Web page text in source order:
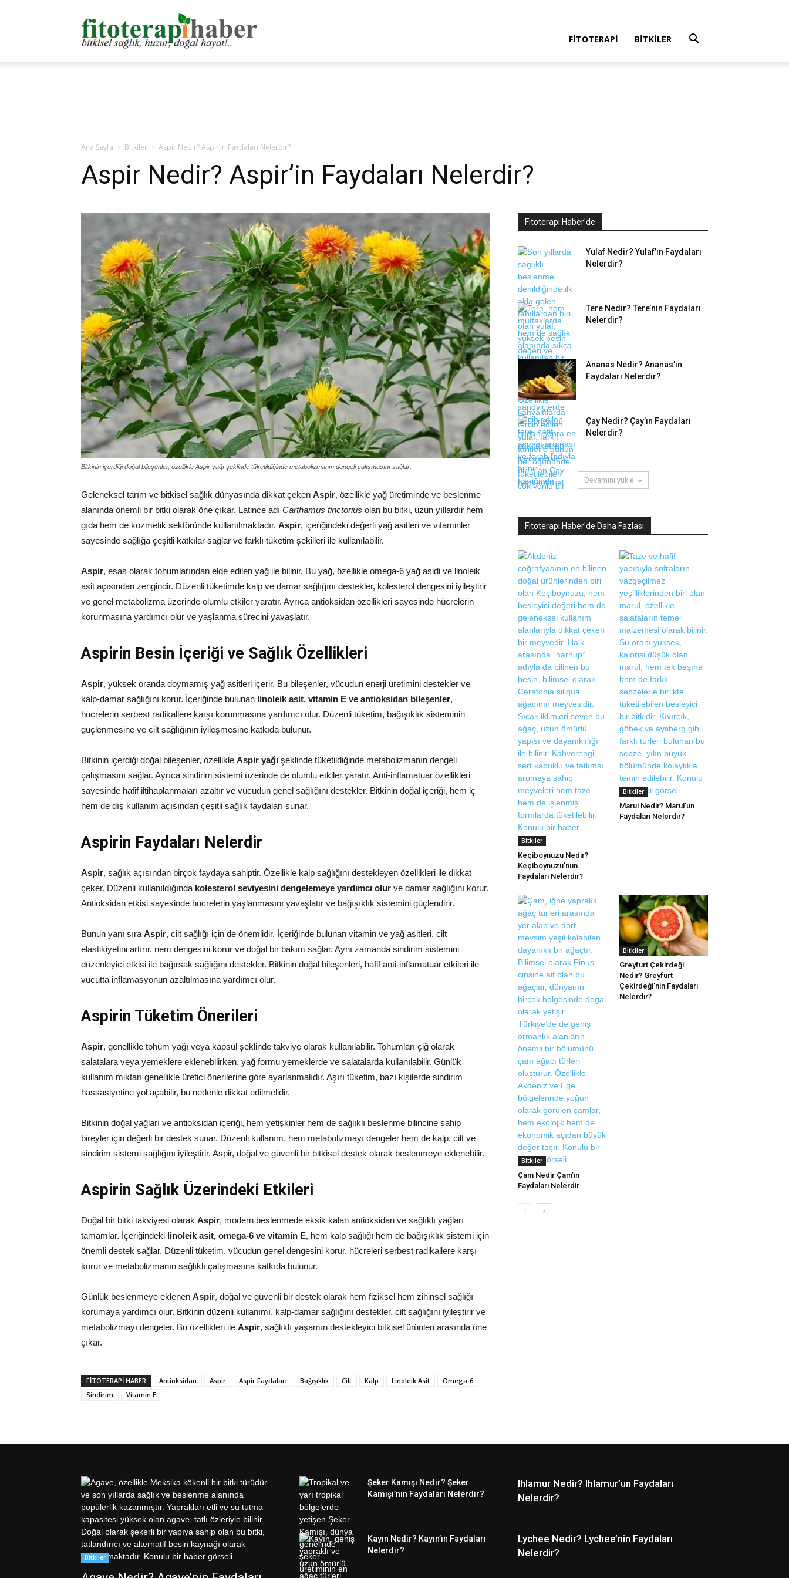
Fitoterapi
FITOTERAPI BITKILER
Ana Sayfa Bitkiler Aspir Nedir? Aspir’in Faydaları Nelerdir?
Aspir Nedir? Aspir’in Faydaları Nelerdir?
Bitkinin içerdiği doğal bileşenler, özellikle Aspir yağı şeklinde tüketildiğinde metabolizmanın dengeli çalışmasını sağlar.
Geleneksel tarım ve bitkisel sağlık dünyasında dikkat çeken Aspir, özellikle yağ üretiminde ve beslenme
alanında önemli bir bitki olarak öne çıkar. Latince adı Carthamus tinctorius olan bu bitki, uzun yıllardır hem
gıda hem de kozmetik sektöründe kullanılmaktadır. Aspir, içeriğindeki değerli yağ asitleri ve vitaminler
sayesinde sağlığa çeşitli katkılar sağlar ve farklı tüketim şekilleri ile kullanılabilir.
Aspir, esas olarak tohumlarından elde edilen yağ ile bilinir. Bu yağ, özellikle omega-6 yağ asidi ve linoleik
asit açısından zengindir. Düzenli tüketimde kalp ve damar sağlığını destekler, kolesterol dengesini iyileştirir
ve genel metabolizma üzerinde olumlu etkiler yaratır. Ayrıca antioksidan özellikleri sayesinde hücrelerin
korunmasına yardımcı olur ve yaşlanma sürecini yavaşlatır.
Aspirin Besin İçeriği ve Sağlık Özellikleri
Aspir, yüksek oranda doymamış yağ asitleri içerir. Bu bileşenler, vücudun enerji üretimini destekler ve
kalp-damar sağlığını korur. İçeriğinde bulunan linoleik asit, vitamin E ve antioksidan bileşenler,
hücrelerin serbest radikallere karşı korunmasına yardımcı olur. Düzenli tüketim, bağışıklık sisteminin
güçlenmesine ve cilt sağlığının iyileşmesine katkıda bulunur.
Bitkinin içerdiği doğal bileşenler, özellikle Aspir yağı şeklinde tüketildiğinde metabolizmanın dengeli
çalışmasını sağlar. Ayrıca sindirim sistemi üzerinde de olumlu etkiler yaratır. Anti-inflamatuar özellikleri
sayesinde hafif iltihaplanmaları azaltır ve vücudun genel sağlığını destekler. Bitkinin doğal içeriği, hem iç
hem de dış kullanım açısından çeşitli sağlık faydaları sunar.
Aspirin Faydaları Nelerdir
Aspir, sağlık açısından birçok faydaya sahiptir. Özellikle kalp sağlığını destekleyen özellikleri ile dikkat
çeker. Düzenli kullanıldığında kolesterol seviyesini dengelemeye yardımcı olur ve damar sağlığını korur.
Antioksidan etkisi sayesinde hücrelerin yaşlanmasını yavaşlatır ve bağışıklık sistemini güçlendirir.
Bunun yanı sıra Aspir, cilt sağlığı için de önemlidir. İçeriğinde bulunan vitamin ve yağ asitleri, cilt
elastikiyetini artırır, nem dengesini korur ve doğal bir bakım sağlar. Aynı zamanda sindirim sistemini
düzenleyici etkisi ile bağırsak sağlığını destekler. Bitkinin doğal bileşenleri, hafif anti-inflamatuar etkileri ile
vücutta inflamasyonun azaltılmasına yardımcı olur.
Aspirin Tüketim Önerileri
Aspir, genellikle tohum yağı veya kapsül şeklinde takviye olarak kullanılabilir. Tohumları çiğ olarak
salatalara veya yemeklere eklenebilirken, yağ formu yemeklerde ve salatalarda kullanılabilir. Günlük
kullanım miktarı genellikle üretici önerilerine göre ayarlanmalıdır. Aşırı tüketim, bazı kişilerde sindirim
hassasiyetine yol açabilir, bu nedenle dikkat edilmelidir.
Bitkinin doğal yağları ve antioksidan içeriği, hem yetişkinler hem de sağlıklı beslenme bilincine sahip
bireyler için değerli bir destek sunar. Düzenli kullanım, hem metabolizmayı dengeler hem de kalp, cilt ve
sindirim sistemi sağlığını iyileştirir. Aspir, doğal ve güvenli bir bitkisel destek olarak beslenmeye eklenebilir.
Aspirin Sağlık Üzerindeki Etkileri
Doğal bir bitki takviyesi olarak Aspir, modern beslenmede eksik kalan antioksidan ve sağlıklı yağları
tamamlar. İçeriğindeki linoleik asit, omega-6 ve vitamin E, hem kalp sağlığı hem de bağışıklık sistemi için
önemli destek sağlar. Düzenli tüketim, vücudun genel dengesini korur, hücreleri serbest radikallere karşı
korur ve metabolizmanın sağlıklı çalışmasına katkıda bulunur.
Günlük beslenmeye eklenen Aspir, doğal ve güvenli bir destek olarak hem fiziksel hem zihinsel sağlığı
korumaya yardımcı olur. Bitkinin düzenli kullanımı, kalp-damar sağlığını destekler, cilt sağlığını iyileştirir ve
metabolizmayı dengeler. Bu özellikleri ile Aspir, sağlıklı yaşamın destekleyici bitkisel ürünleri arasında öne
çıkar.
FITOTERAPI HABER Antioksidan Aspir Aspir Faydaları Bağışıklık Cilt Kalp Linoleik Asit
Omega-6
Sindirim
Vitamin E
Fitoterapi Haber'de
Yulaf Nedir? Yulaf’ın Faydaları
Nelerdir?
Tere Nedir? Tere’nin Faydaları
Nelerdir?
Ananas Nedir? Ananas’ın
Faydaları Nelerdir?
Çay Nedir? Çay’ın Faydaları
Nelerdir?
Devamını yükle
Fitoterapi Haber'de Daha Fazlası
Bitkiler
Keçiboynuzu Nedir?
Keçiboynuzu’nun
Faydaları Nelerdir?
Bitkiler
Marul Nedir? Marul’un
Faydaları Nelerdir?
Bitkiler
Çam Nedir Çam’ın
Faydaları Nelerdir
Bitkiler
Greyfurt Çekirdeği
Nedir? Greyfurt
Çekirdeği’nin Faydaları
Nelerdir?
Bitkiler
Şeker Kamışı Nedir? Şeker
Kamışı’nın Faydaları Nelerdir?
Kayın Nedir? Kayın’ın Faydaları
Nelerdir?
Ihlamur Nedir? Ihlamur’un Faydaları
Nelerdir?
Lychee Nedir? Lychee’nin Faydaları
Nelerdir?